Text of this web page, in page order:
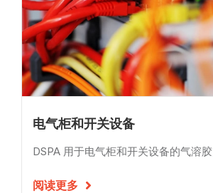
电气柜和开关设备
DSPA 用于电气柜和开关设备的气溶
阅读更多 